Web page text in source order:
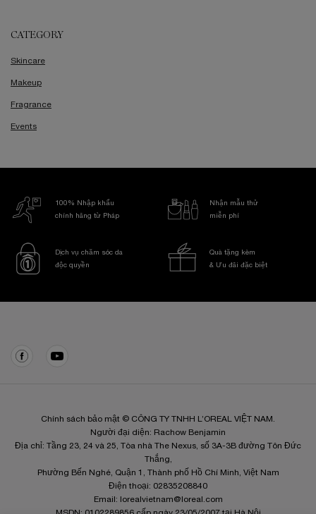
CATEGORY
Skincare
Makeup
Fragrance
Events
100% Nhập khẩu
chính hãng từ Pháp
Nhận mẫu thử
miễn phí
Dịch vụ chăm sóc da
độc quyền
Quà tặng kèm
& Ưu đãi đặc biệt
Chính sách bảo mật © CÔNG TY TNHH L’OREAL VIỆT NAM.
Người đại diện: Rachow Benjamin
Địa chỉ: Tầng 23, 24 và 25, Tòa nhà The Nexus, số 3A-3B đường Tôn Đức
Thắng,
Phường Bến Nghé, Quận 1, Thành phố Hồ Chí Minh, Việt Nam
Điện thoại: 02835208840
Email:
lorealvietnam@loreal.com